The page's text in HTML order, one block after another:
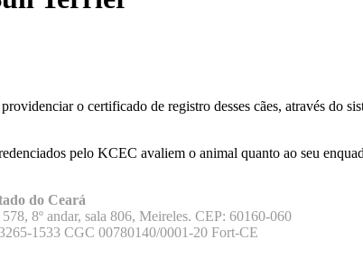
o certificado de registro desses cães, através do
pelo KCEC avaliem o animal quanto ao seu
do Ceará
8º andar, sala 806, Meireles. CEP: 60160-060
1533 CGC 00780140/0001-20 Fort-CE